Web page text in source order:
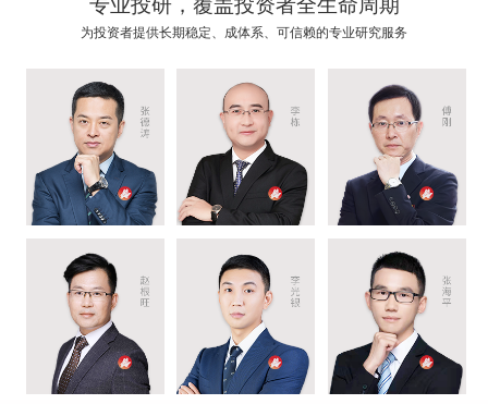
为投资者提供长期稳定、成体系、可信赖的专业研究服务